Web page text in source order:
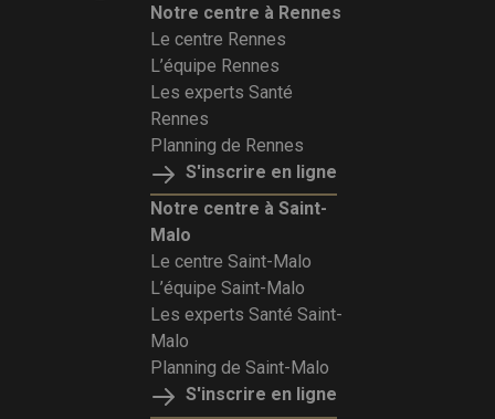
Notre centre à Rennes
Le centre Rennes
L’équipe Rennes
Les experts Santé
Rennes
Planning de Rennes
S'inscrire en ligne
Notre centre à Saint-
Malo
Le centre Saint-Malo
L’équipe Saint-Malo
Les experts Santé Saint-
Malo
Planning de Saint-Malo
S'inscrire en ligne